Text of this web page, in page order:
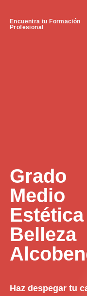
Encuentra tu Formación
Profesional
Grado
Medio
Belleza
Haz despegar tu